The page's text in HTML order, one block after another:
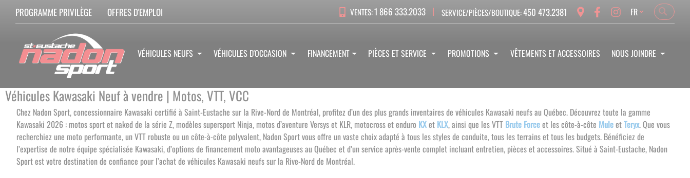
PROGRAMME PRIVILÈGE OFFRES D'EMPLOI VENTES:1 866 333.2033 SERVICE/PIÈCES/BOUTIQUE:450 473.2381
Search
Search
Language
FR
VÉHICULES NEUFS VÉHICULES D'OCCASION FINANCEMENT PIÈCES ET SERVICE PROMOTIONS VÊTEMENTS ET ACCESSOIRES NOUS JOINDRE
Véhicules Kawasaki Neuf à vendre | Motos, VTT, VCC
Chez Nadon Sport, concessionnaire Kawasaki certifié à Saint-Eustache sur la Rive-Nord de Montréal, profitez d’un des plus grands inventaires de véhicules Kawasaki neufs au Québec. Découvrez toute la gamme
Kawasaki 2026 : motos sport et naked de la série Z, modèles supersport Ninja, motos d’aventure Versys et KLR, motocross et enduro KXet KLX, ainsi que les VTT Brute Forceet les côte-à-côte MuleetTeryx.Que vous
recherchiez une moto performante, un VTT robuste ou un côte-à-côte polyvalent, Nadon Sport vous offre un vaste choix adapté à tous les styles de conduite, tous les terrains et tous les budgets. Bénéficiez de
l’expertise de notre équipe spécialisée Kawasaki, d’options de financement moto avantageuses au Québec et d’un service après-vente complet incluant entretien, pièces et accessoires. Situé à Saint-Eustache, Nadon
Sport est votre destination de confiance pour l’achat de véhicules Kawasaki neufs sur la Rive-Nord de Montréal.